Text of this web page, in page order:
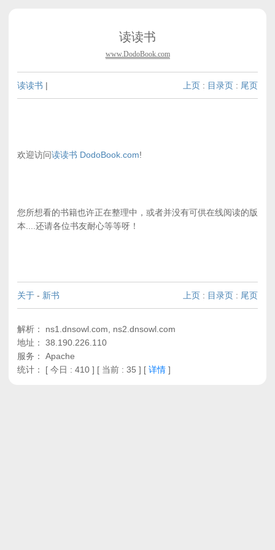
读读书
www.DodoBook.com
读读书 | 上页 : 目录页 : 尾页
欢迎访问读读书 DodoBook.com!
您所想看的书籍也许正在整理中，或者并没有可供在线阅读的版
本....还请各位书友耐心等等呀！
关于 - 新书 上页 : 目录页 : 尾页
解析： ns1.dnsowl.com, ns2.dnsowl.com
地址： 38.190.226.110
服务： Apache
统计： [ 今日 : 410 ] [ 当前 : 35 ] [ 详情 ]